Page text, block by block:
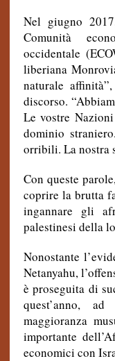
Nel giugno
Comunità
occidentale
liberiana
naturale
discorso.
Le vostre
dominio
orribili. La nostra
Con queste
coprire la brutta
ingannare gli
palestinesi della
Nonostante
Netanyahu,
è proseguita di
quest’anno,
maggioranza
importante
economici con